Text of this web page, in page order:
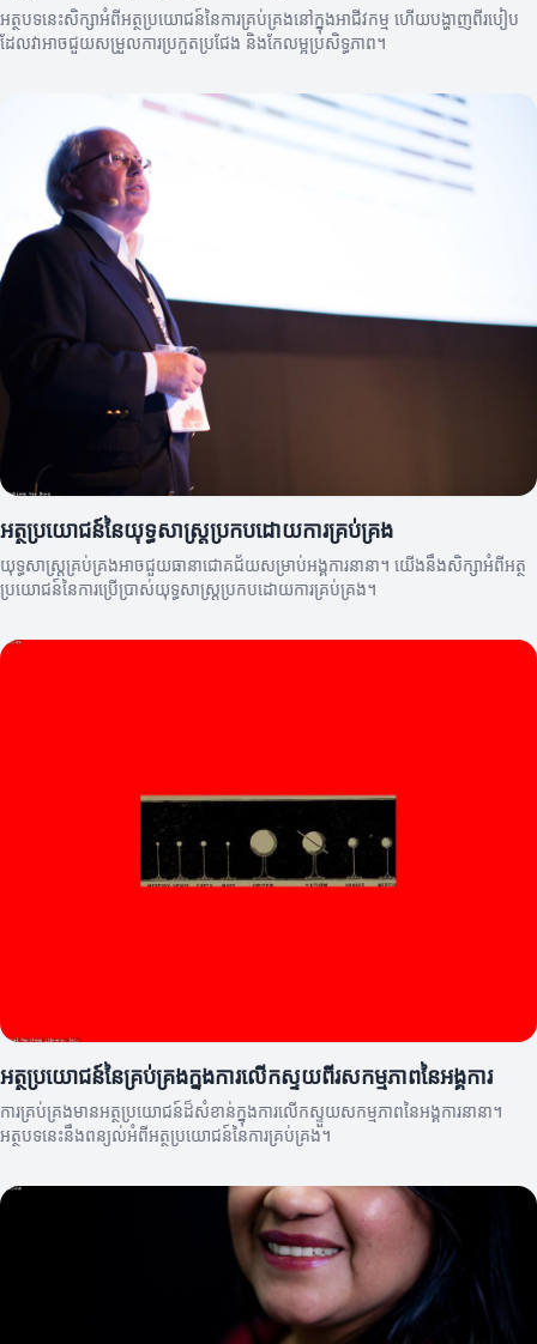
អត្ថបទនេះសិក្សាអំពីអត្ថប្រយោជន៍នៃការគ្រប់គ្រងនៅក្នុងអាជីវកម្ម ហើយបង្ហាញពីរបៀប
ដែលវាអាចជួយសម្រួលការប្រកួតប្រជែង និងកែលម្អប្រសិទ្ធភាព។
អត្ថប្រយោជន៍នៃយុទ្ធសាស្ត្រប្រកបដោយការគ្រប់គ្រង
យុទ្ធសាស្ត្រគ្រប់គ្រងអាចជួយធានាជោគជ័យសម្រាប់អង្គការនានា។ យើងនឹងសិក្សាអំពីអត្ថ
ប្រយោជន៍នៃការប្រើប្រាស់យុទ្ធសាស្ត្រប្រកបដោយការគ្រប់គ្រង។
អត្ថប្រយោជន៍នៃគ្រប់គ្រងក្នុងការលើកស្ទួយពីរសកម្មភាពនៃអង្គការ
ការគ្រប់គ្រងមានអត្ថប្រយោជន៍ដ៏សំខាន់ក្នុងការលើកស្ទួយសកម្មភាពនៃអង្គការនានា។
អត្ថបទនេះនឹងពន្យល់អំពីអត្ថប្រយោជន៍នៃការគ្រប់គ្រង។